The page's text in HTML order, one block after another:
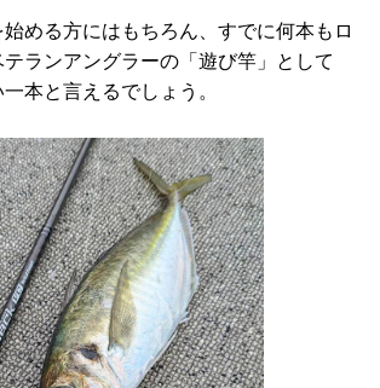
める方にはもちろん、すでに何本もロ
ランアングラーの「遊び竿」として
本と言えるでしょう。